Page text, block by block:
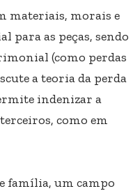
materiais, morais e
para as peças, sendo
(como perdas
a teoria da perda
indenizar a
como em
família, um campo